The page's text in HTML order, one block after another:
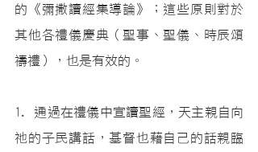
的《彌撒讀經集導論》；這些原則對於
其他各禮儀慶典（聖事、聖儀、時辰頌
禱禮），也是有效的。
1. 通過在禮儀中宣讀聖經，天主親自向
祂的子民講話，基督也藉自己的話親臨